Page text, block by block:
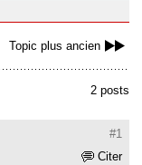
Topic plus ancien
2 posts
#1
Citer